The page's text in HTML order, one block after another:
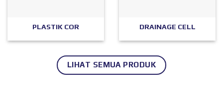
PLASTIK COR DRAINAGE CELL
LIHAT SEMUA PRODUK